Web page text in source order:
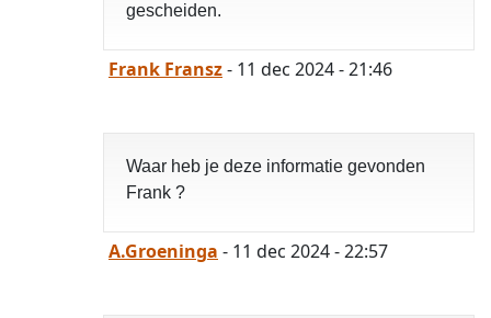
gescheiden.
Frank Fransz- 11 dec 2024 - 21:46
Waar heb je deze informatie gevonden
Frank ?
A.Groeninga - 11 dec 2024 - 22:57